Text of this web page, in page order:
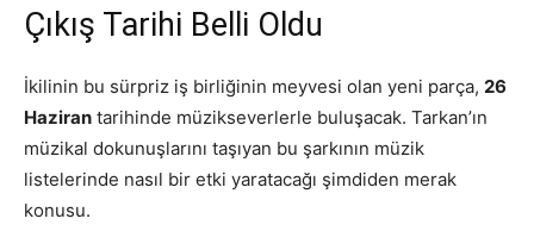
Çıkış Tarihi Belli Oldu
İkilinin bu sürpriz iş birliğinin meyvesi olan yeni parça, 26
Haziran tarihinde müzikseverlerle buluşacak. Tarkan’ın
müzikal dokunuşlarını taşıyan bu şarkının müzik
listelerinde nasıl bir etki yaratacağı şimdiden merak
konusu.